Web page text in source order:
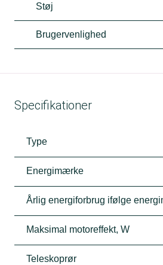
Støj
Brugervenlighed
Specifikationer
Type
Energimærke
Årlig energiforbrug ifølge
Maksimal motoreffekt, W
Teleskoprør